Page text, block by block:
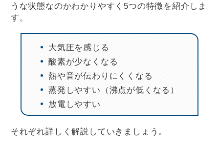
うな状態なのかわかりやすく5つの特徴を紹介しま
す。
大気圧を感じる
酸素が少なくなる
熱や音が伝わりにくくなる
蒸発しやすい（沸点が低くなる）
放電しやすい
それぞれ詳しく解説していきましょう。